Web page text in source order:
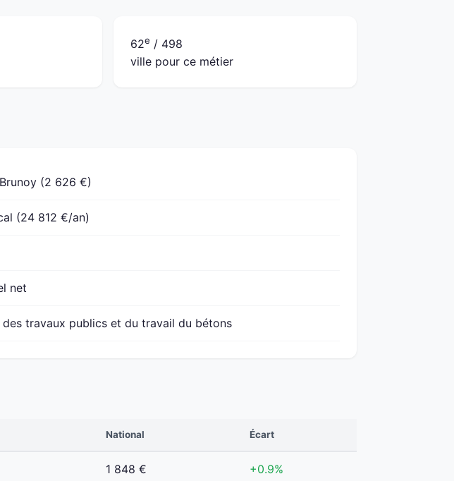
62e / 498
ville pour ce métier
(2 626 €)
(24 812 €/an)
net
travaux publics et du travail du bétons
National Écart
1 848 € +0.9%